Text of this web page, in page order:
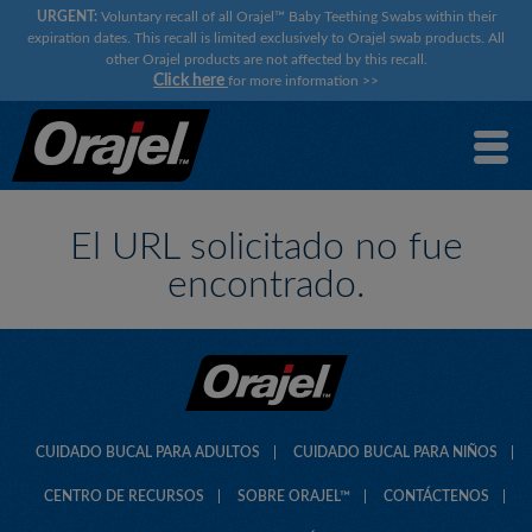
URGENT:Voluntary recall of all Orajel™ Baby Teething Swabs within their
expiration dates. This recall is limited exclusively to Orajel swab products. All
other Orajel products are not affected by this recall.
Click here for more information >>
El URL solicitado no fue
encontrado.
CUIDADO BUCAL PARA ADULTOS CUIDADO BUCAL PARA NIÑOS
CENTRO DE RECURSOS SOBRE ORAJEL™ CONTÁCTENOS